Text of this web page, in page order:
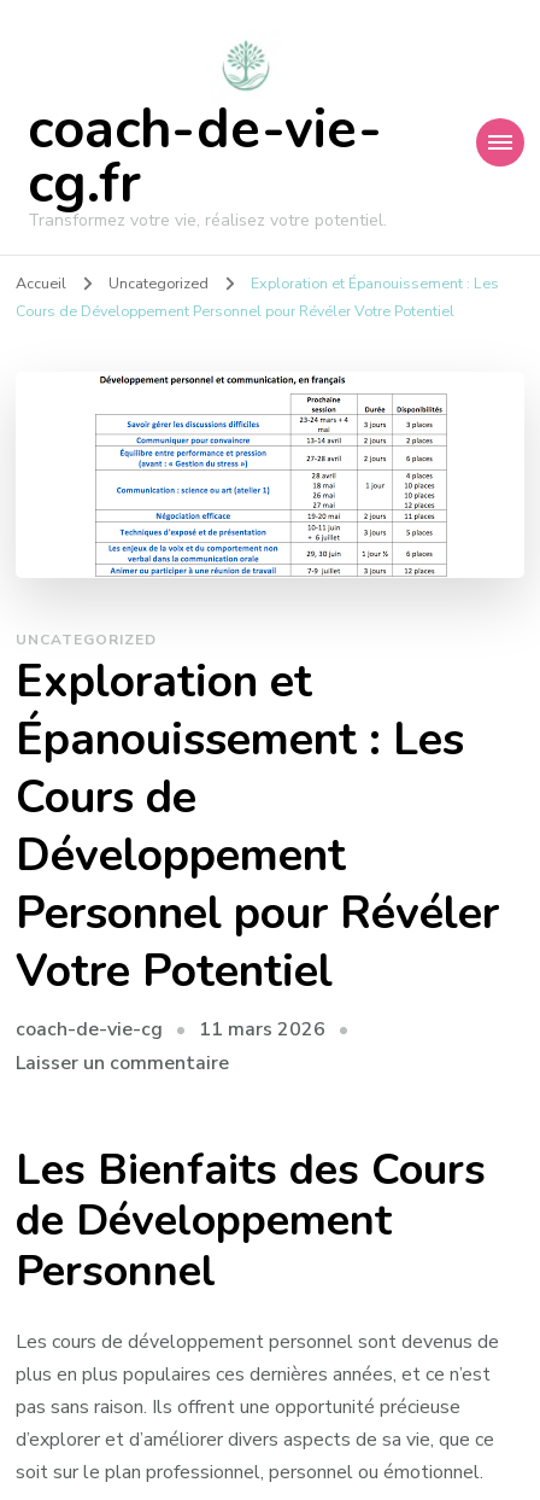
coach-de-vie-
cg.fr
Transformez votre vie, réalisez votre potentiel.
Accueil Uncategorized
Exploration et Épanouissement : Les
Cours de Développement Personnel pour Révéler Votre Potentiel
UNCATEGORIZED
Exploration et
Épanouissement : Les
Cours de
Développement
Personnel pour Révéler
Votre Potentiel
coach-de-vie-cg
11 mars 2026
Laisser un commentairesur
Épanouissement
:
Les
Personnel
pour
Révéler
Votre
Potentiel
Les Bienfaits des Cours
de Développement
Personnel
Les cours de développement personnel sont devenus de
plus en plus populaires ces dernières années, et ce n’est
pas sans raison. Ils offrent une opportunité précieuse
d’explorer et d’améliorer divers aspects de sa vie, que ce
soit sur le plan professionnel, personnel ou émotionnel.